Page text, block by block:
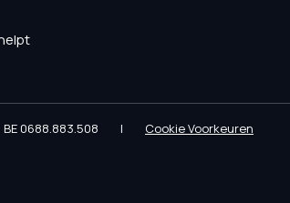
BE 0688.883.508 | Cookie Voorkeuren